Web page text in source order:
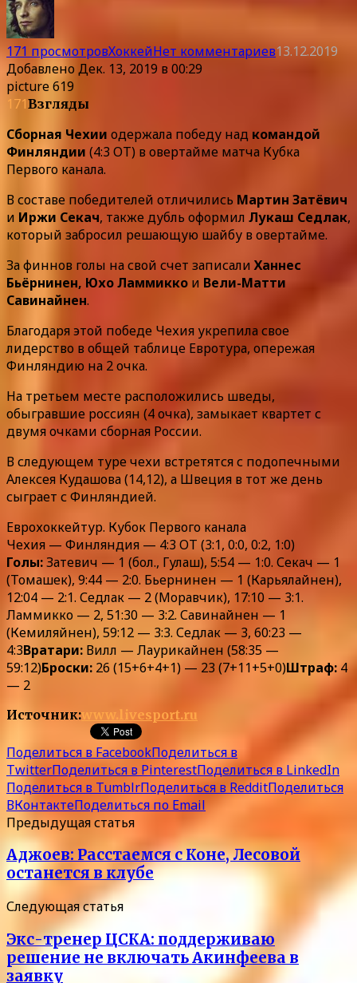
171 просмотровХоккейНет комментариев13.12.2019
ДобавленоДек. 13, 2019 в 00:29
picture 619
171Взгляды
Сборная Чехии одержала победу над командой
Финляндии (4:3 ОТ) в овертайме матча Кубка
Первого канала.
В составе победителей отличились Мартин Затёвич
и Иржи Секач, также дубль оформил Лукаш Седлак,
который забросил решающую шайбу в овертайме.
За финнов голы на свой счет записалиХаннес
Бьёрнинен, Юхо Ламмикко и Вели-Матти
Савинайнен.
Благодаря этой победе Чехия укрепила свое
лидерство в общей таблице Евротура, опережая
Финляндию на 2 очка.
На третьем месте расположились шведы,
обыгравшие россиян (4 очка), замыкает квартет с
двумя очками сборная России.
В следующем туре чехи встретятся с подопечными
Алексея Кудашова (14,12), а Швеция в тот же день
сыграет с Финляндией.
Еврохоккейтур. Кубок Первого канала
Чехия — Финляндия — 4:3 ОТ (3:1, 0:0, 0:2, 1:0)
Голы:Затевич — 1 (бол., Гулаш), 5:54 — 1:0. Секач — 1
(Томашек), 9:44 — 2:0. Бьернинен — 1 (Карьялайнен),
12:04 — 2:1. Седлак — 2 (Моравчик), 17:10 — 3:1.
Ламмикко — 2, 51:30 — 3:2. Савинайнен — 1
(Кемиляйнен), 59:12 — 3:3. Седлак — 3, 60:23 —
4:3Вратари: Вилл — Лаурикайнен (58:35 —
59:12)Броски: 26 (15+6+4+1) — 23 (7+11+5+0)Штраф: 4
— 2
Источник:www.livesport.ru
Поделиться в FacebookПоделиться в
TwitterПоделиться в PinterestПоделиться в LinkedIn
Поделиться в TumblrПоделиться в RedditПоделиться
ВКонтактеПоделиться по Email
Предыдущая статья
Аджоев: Расстаемся с Коне, Лесовой
останется в клубе
Следующая статья
Экс-тренер ЦСКА: поддерживаю
решение не включать Акинфеева в
заявку